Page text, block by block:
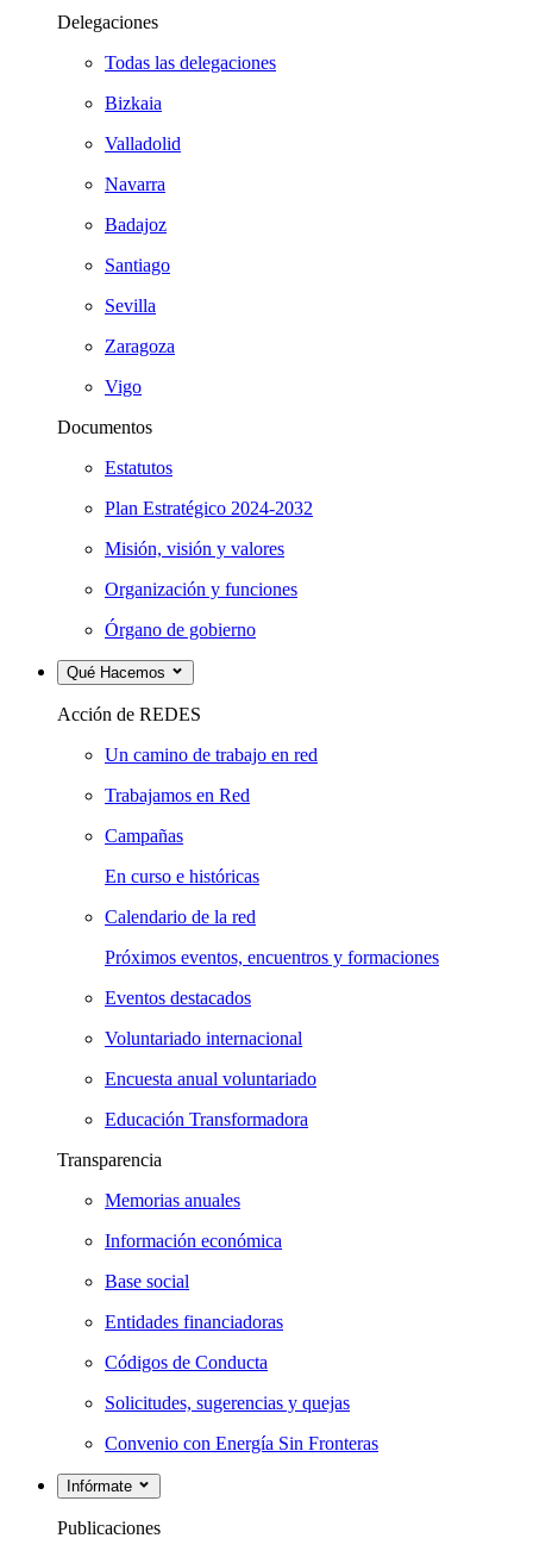
Delegaciones
Todas las delegaciones
Bizkaia
Valladolid
Navarra
Badajoz
Santiago
Sevilla
Zaragoza
Vigo
Documentos
Estatutos
Plan Estratégico 2024-2032
Misión, visión y valores
Organización y funciones
Órgano de gobierno
Qué Hacemos
Acción de REDES
Un camino de trabajo en red
Trabajamos en Red
Campañas
En curso e históricas
Calendario de la red
Próximos eventos, encuentros y formaciones
Eventos destacados
Voluntariado internacional
Encuesta anual voluntariado
Educación Transformadora
Transparencia
Memorias anuales
Información económica
Base social
Entidades financiadoras
Códigos de Conducta
Solicitudes, sugerencias y quejas
Convenio con Energía Sin Fronteras
Infórmate
Publicaciones